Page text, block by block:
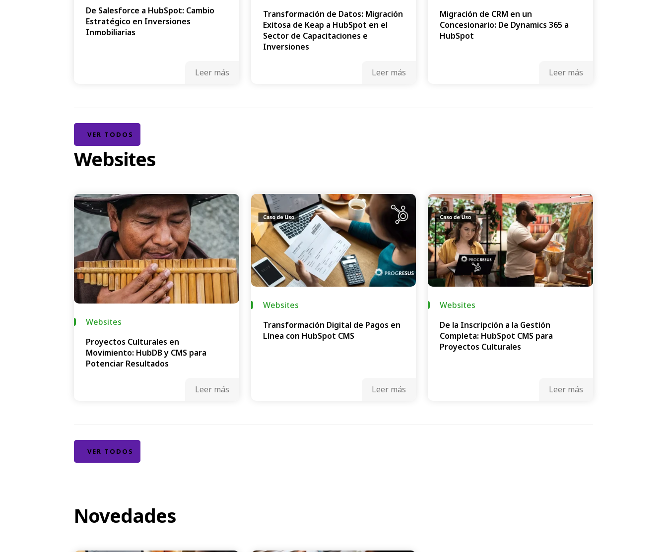
De Salesforce a HubSpot: Cambio
Estratégico en Inversiones
Inmobiliarias
Leer más
Transformación de Datos: Migración
Exitosa de Keap a HubSpot en el
Sector de Capacitaciones e
Inversiones
Leer más
Migración de CRM en un
Concesionario: De Dynamics 365 a
HubSpot
Leer más
VER TODOS
Websites
Websites
Proyectos Culturales en
Movimiento: HubDB y CMS para
Potenciar Resultados
Leer más
Websites
Transformación Digital de Pagos en
Línea con HubSpot CMS
Leer más
Websites
De la Inscripción a la Gestión
Completa: HubSpot CMS para
Proyectos Culturales
Leer más
VER TODOS
Novedades